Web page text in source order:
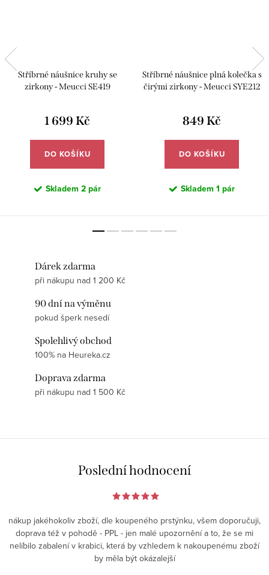
Stříbrné náušnice kruhy se
zirkony - Meucci SE419
1 699 Kč
DO KOŠÍKU
Skladem 2 pár
Stříbrné náušnice plná kolečka s
čirými zirkony - Meucci SYE212
849 Kč
DO KOŠÍKU
Skladem 1 pár
Dárek zdarma
při nákupu nad 1 200 Kč
90 dní na výměnu
pokud šperk nesedí
Spolehlivý obchod
100% na Heureka.cz
Doprava zdarma
při nákupu nad 1 500 Kč
Poslední hodnocení
nákup jakéhokoliv zboží, dle koupeného prstýnku, všem doporučuji,
doprava též v pohodě - PPL - jen malé upozornění a to, že se mi
nelíbilo zabalení v krabici, která by vzhledem k nakoupenému zboží
by měla být okázalejší